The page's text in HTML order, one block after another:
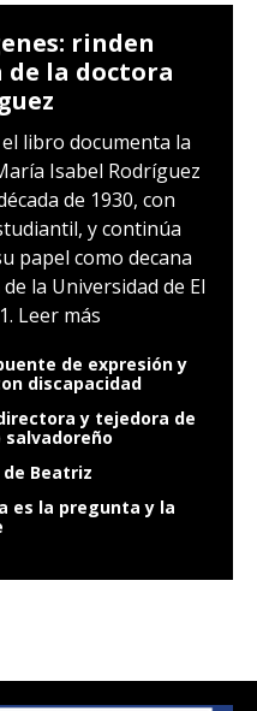
rinden
de la doctora
libro documenta la
Isabel Rodríguez
de 1930, con
y continúa
papel como decana
la Universidad de El
Leer más
de expresión y
discapacidad
y tejedora de
Beatriz
es la pregunta y la